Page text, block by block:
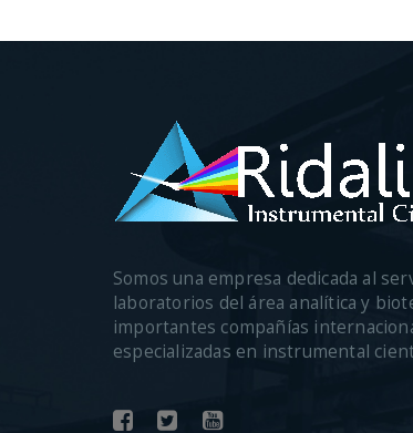
Somos una empresa dedicada al
laboratorios del área analítica y
importantes compañías
especializadas en instrumental